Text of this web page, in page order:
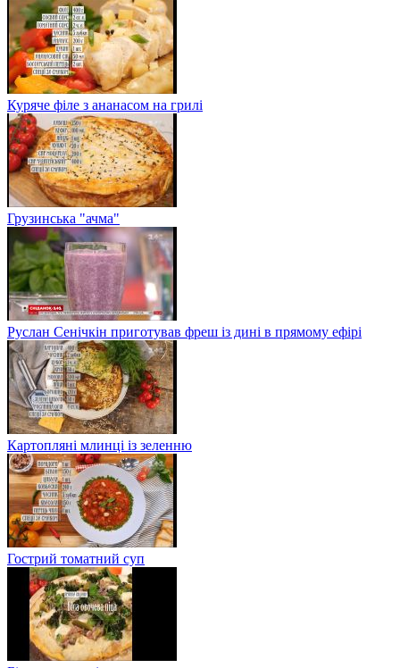
Куряче філе з ананасом на грилі
Грузинська "ачма"
Руслан Сенічкін приготував фреш із дині в прямому ефірі
Картопляні млинці із зеленню
Гострий томатний суп